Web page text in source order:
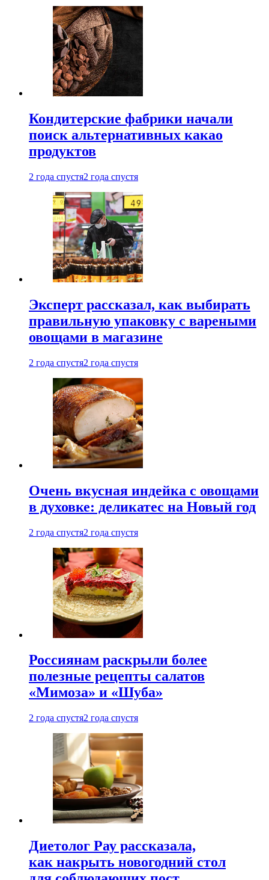
Кондитерские фабрики начали
поиск альтернативных какао
продуктов
2 года спустя2 года спустя
Эксперт рассказал, как выбирать
правильную упаковку с вареными
овощами в магазине
2 года спустя2 года спустя
Очень вкусная индейка с овощами
в духовке: деликатес на Новый год
2 года спустя2 года спустя
Россиянам раскрыли более
полезные рецепты салатов
«Мимоза» и «Шуба»
2 года спустя2 года спустя
Диетолог Рау рассказала,
как накрыть новогодний стол